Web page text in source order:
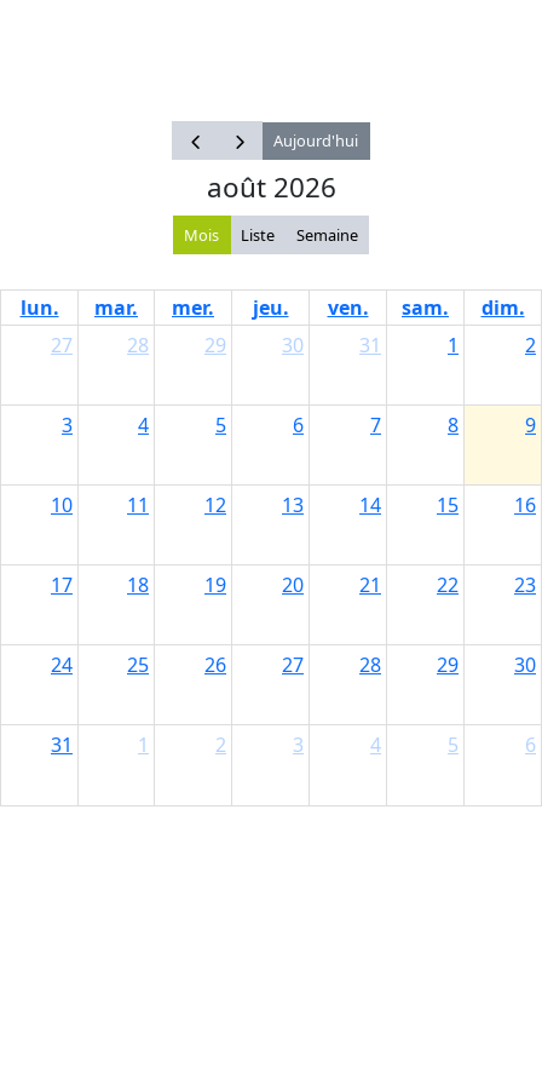
Aujourd'hui
août 2026
Mois Liste Semaine
lun. mar. mer. jeu. ven. sam.
dim.
27
28 29 30 31 1 2
3 4 5 6 7 8 9
10 11 12 13 14 15 16
17 18 19 20 21 22 23
24 25 26 27 28 29 30
31 1 2 3 4 5 6